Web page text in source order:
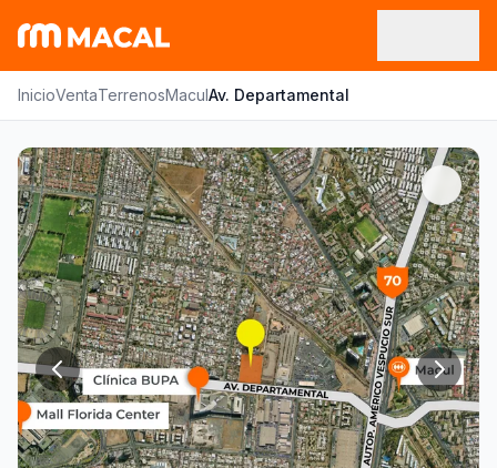
InicioVentaTerrenosMaculAv. Departamental